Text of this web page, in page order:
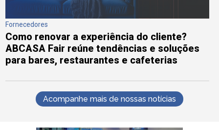
Fornecedores
Como renovar a experiência do cliente?
ABCASA Fair reúne tendências e soluções
para bares, restaurantes e cafeterias
Acompanhe mais de nossas notícias